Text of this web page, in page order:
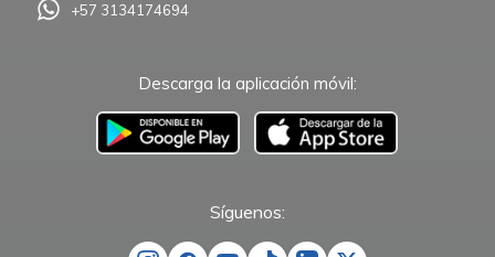
+57 3134174694
Descarga la aplicación móvil:
–
Síguenos: